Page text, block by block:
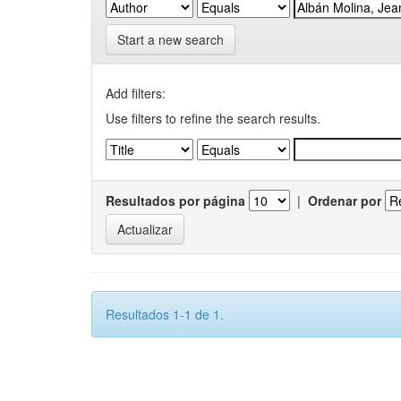
Start a new search
Add filters:
Use filters to refine the search results.
Resultados por página | Ordenar por
Resultados 1-1 de 1.